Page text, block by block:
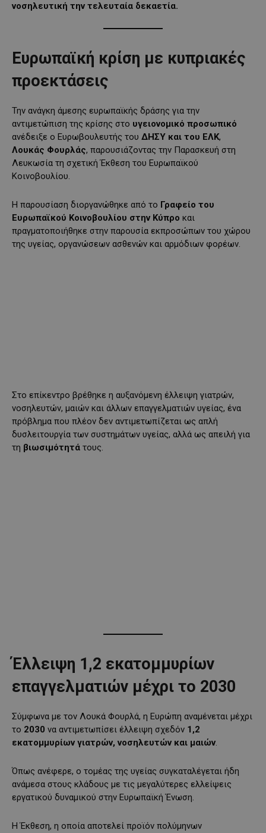
νοσηλευτική την τελευταία δεκαετία.
Ευρωπαϊκή κρίση με κυπριακές
προεκτάσεις
Την ανάγκη άμεσης ευρωπαϊκής δράσης για την
αντιμετώπιση της κρίσης στο υγειονομικό προσωπικό
ανέδειξε ο Ευρωβουλευτής του ΔΗΣΥ και του ΕΛΚ,
Λουκάς Φουρλάς, παρουσιάζοντας την Παρασκευή στη
Λευκωσία τη σχετική Έκθεση του Ευρωπαϊκού
Κοινοβουλίου.
Η παρουσίαση διοργανώθηκε από το Γραφείο του
Ευρωπαϊκού Κοινοβουλίου στην Κύπρο και
πραγματοποιήθηκε στην παρουσία εκπροσώπων του χώρου
της υγείας, οργανώσεων ασθενών και αρμόδιων φορέων.
Στο επίκεντρο βρέθηκε η αυξανόμενη έλλειψη γιατρών,
νοσηλευτών, μαιών και άλλων επαγγελματιών υγείας, ένα
πρόβλημα που πλέον δεν αντιμετωπίζεται ως απλή
δυσλειτουργία των συστημάτων υγείας, αλλά ως απειλή για
τη βιωσιμότητά τους.
Έλλειψη 1,2 εκατομμυρίων
επαγγελματιών μέχρι το 2030
Σύμφωνα με τον Λουκά Φουρλά, η Ευρώπη αναμένεται μέχρι
το 2030 να αντιμετωπίσει έλλειψη σχεδόν 1,2
εκατομμυρίων γιατρών, νοσηλευτών και μαιών.
Όπως ανέφερε, ο τομέας της υγείας συγκαταλέγεται ήδη
ανάμεσα στους κλάδους με τις μεγαλύτερες ελλείψεις
εργατικού δυναμικού στην Ευρωπαϊκή Ένωση.
Η Έκθεση, η οποία αποτελεί προϊόν πολύμηνων